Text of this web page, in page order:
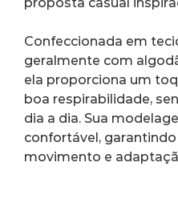
Confeccionada em
geralmente com
ela proporciona um
boa respirabilidade,
dia a dia. Sua
confortável,
movimento e